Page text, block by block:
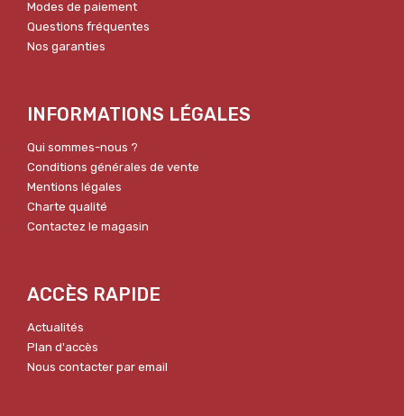
Modes de paiement
Questions fréquentes
Nos garanties
INFORMATIONS LÉGALES
Qui sommes-nous ?
Conditions générales de vente
Mentions légales
Charte qualité
Contactez le magasin
ACCÈS RAPIDE
Actualités
Plan d'accès
Nous contacter par email